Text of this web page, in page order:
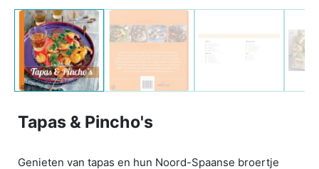
Tapas & Pincho's
Genieten van tapas en hun Noord-Spaanse broertje